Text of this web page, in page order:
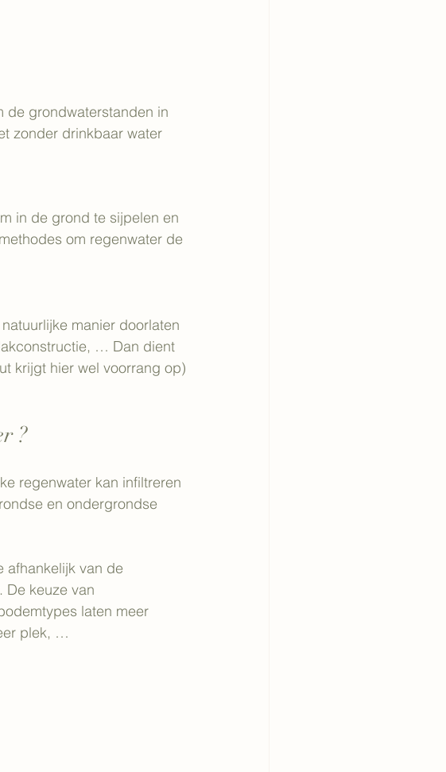
de grondwaterstanden in
zonder drinkbaar water
in de grond te sijpelen en
om regenwater de
manier doorlaten
… Dan dient
krijgt hier wel voorrang op)
?
regenwater kan infiltreren
en ondergrondse
afhankelijk van de
De keuze van
laten meer
plek, …